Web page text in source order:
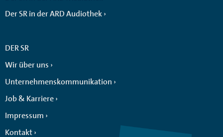
Der SR in der ARD Audiothek
DER SR
Wir über uns
Unternehmenskommunikation
Job & Karriere
Impressum
Kontakt